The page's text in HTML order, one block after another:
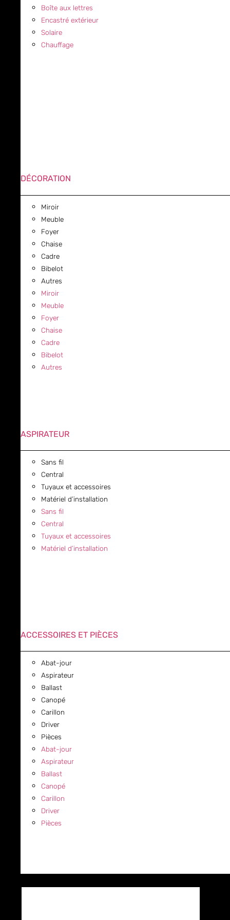
Boîte aux lettres
Encastré extérieur
Solaire
Chauffage
DÉCORATION
Miroir
Meuble
Foyer
Chaise
Cadre
Bibelot
Autres
Miroir
Meuble
Foyer
Chaise
Cadre
Bibelot
Autres
ASPIRATEUR
Sans fil
Central
Tuyaux et accessoires
Matériel d’installation
Sans fil
Central
Tuyaux et accessoires
Matériel d’installation
ACCESSOIRES ET PIÈCES
Abat-jour
Aspirateur
Ballast
Canopé
Carillon
Driver
Pièces
Abat-jour
Aspirateur
Ballast
Canopé
Carillon
Driver
Pièces